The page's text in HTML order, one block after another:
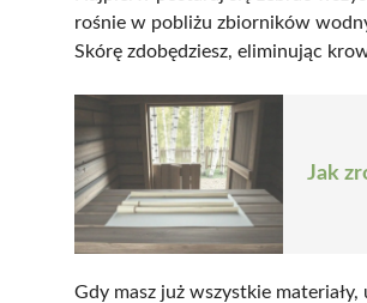
rośnie w pobliżu zbiorników
Skórę zdobędziesz, eliminując
Jak
Gdy masz już wszystkie